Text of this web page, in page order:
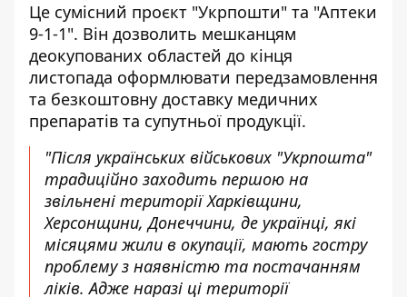
Це сумісний проєкт "Укрпошти" та "Аптеки
9-1-1". Він дозволить мешканцям
деокупованих областей до кінця
листопада оформлювати передзамовлення
та безкоштовну доставку медичних
препаратів та супутньої продукції.
"Після українських військових "Укрпошта"
традиційно заходить першою на
звільнені території Харківщини,
Херсонщини, Донеччини, де українці, які
місяцями жили в окупації, мають гостру
проблему з наявністю та постачанням
ліків. Адже наразі ці території